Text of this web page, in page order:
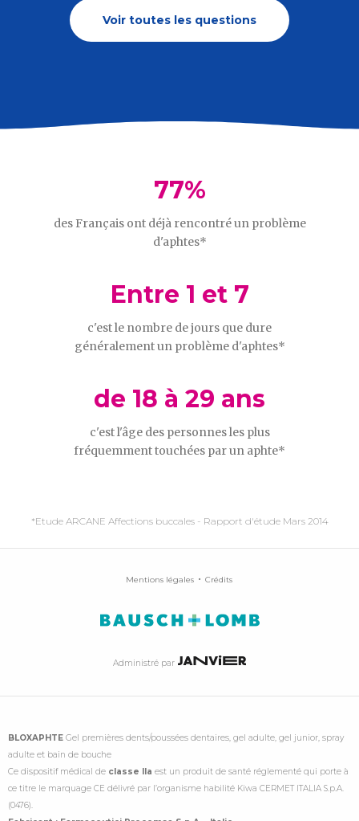
Voir toutes les questions
77%
des Français ont déjà rencontré un problème
d'aphtes*
Entre 1 et 7
c'est le nombre de jours que dure
généralement un problème d'aphtes*
de 18 à 29 ans
c'est l'âge des personnes les plus
fréquemment touchées par un aphte*
*Etude ARCANE Affections buccales - Rapport d'étude Mars 2014
Mentions légales Crédits
Administré par
BLOXAPHTE Gel premières dents/poussées dentaires, gel adulte, gel junior, spray
adulte et bain de bouche
Ce dispositif médical de classe IIa est un produit de santé réglementé qui porte à
ce titre le marquage CE délivré par l’organisme habilité Kiwa CERMET ITALIA S.p.A.
(0476).